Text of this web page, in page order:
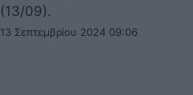
(13/09).
13 Σεπτεμβρίου 2024 09:06